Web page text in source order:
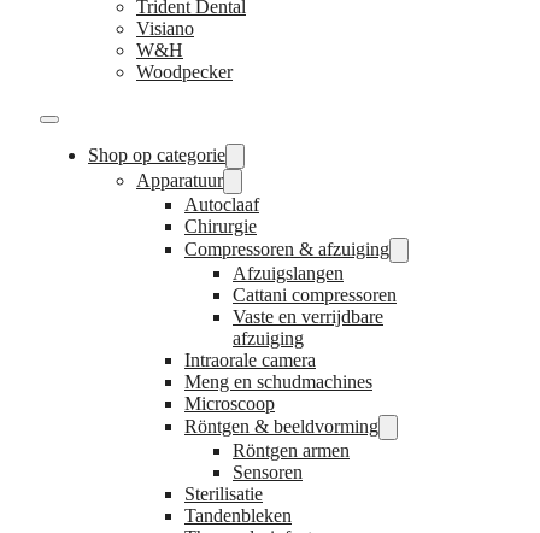
Trident Dental
Visiano
W&H
Woodpecker
Shop op categorie
Apparatuur
Autoclaaf
Chirurgie
Compressoren & afzuiging
Afzuigslangen
Cattani compressoren
Vaste en verrijdbare
afzuiging
Intraorale camera
Meng en schudmachines
Microscoop
Röntgen & beeldvorming
Röntgen armen
Sensoren
Sterilisatie
Tandenbleken